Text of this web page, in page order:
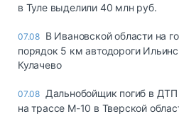
в Туле выделили 40 млн руб.
07.08 В Ивановской области на
порядок 5 км автодороги
Кулачево
07.08 Дальнобойщик погиб в
на трассе М-10 в Тверской